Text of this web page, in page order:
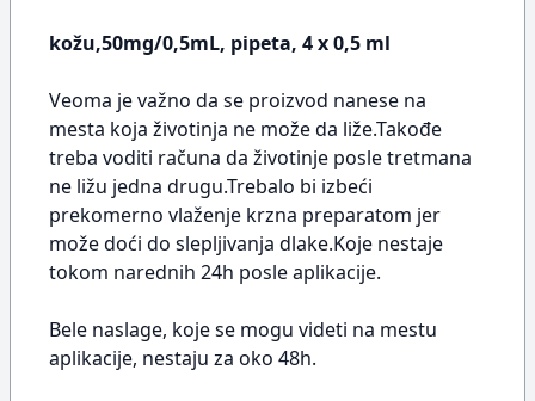
kožu,50mg/0,5mL, pipeta, 4 x 0,5 ml
Veoma je važno da se proizvod nanese na
mesta koja životinja ne može da liže.Takođe
treba voditi računa da životinje posle tretmana
ne ližu jedna drugu.Trebalo bi izbeći
prekomerno vlaženje krzna preparatom jer
može doći do slepljivanja dlake.Koje nestaje
tokom narednih 24h posle aplikacije.
Bele naslage, koje se mogu videti na mestu
aplikacije, nestaju za oko 48h.